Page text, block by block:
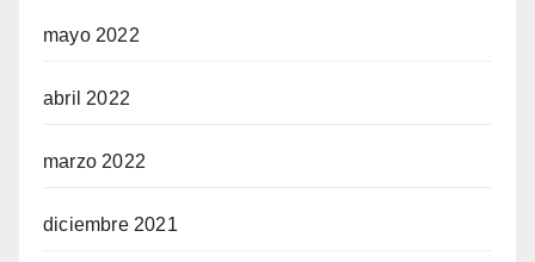
mayo 2022
abril 2022
marzo 2022
diciembre 2021